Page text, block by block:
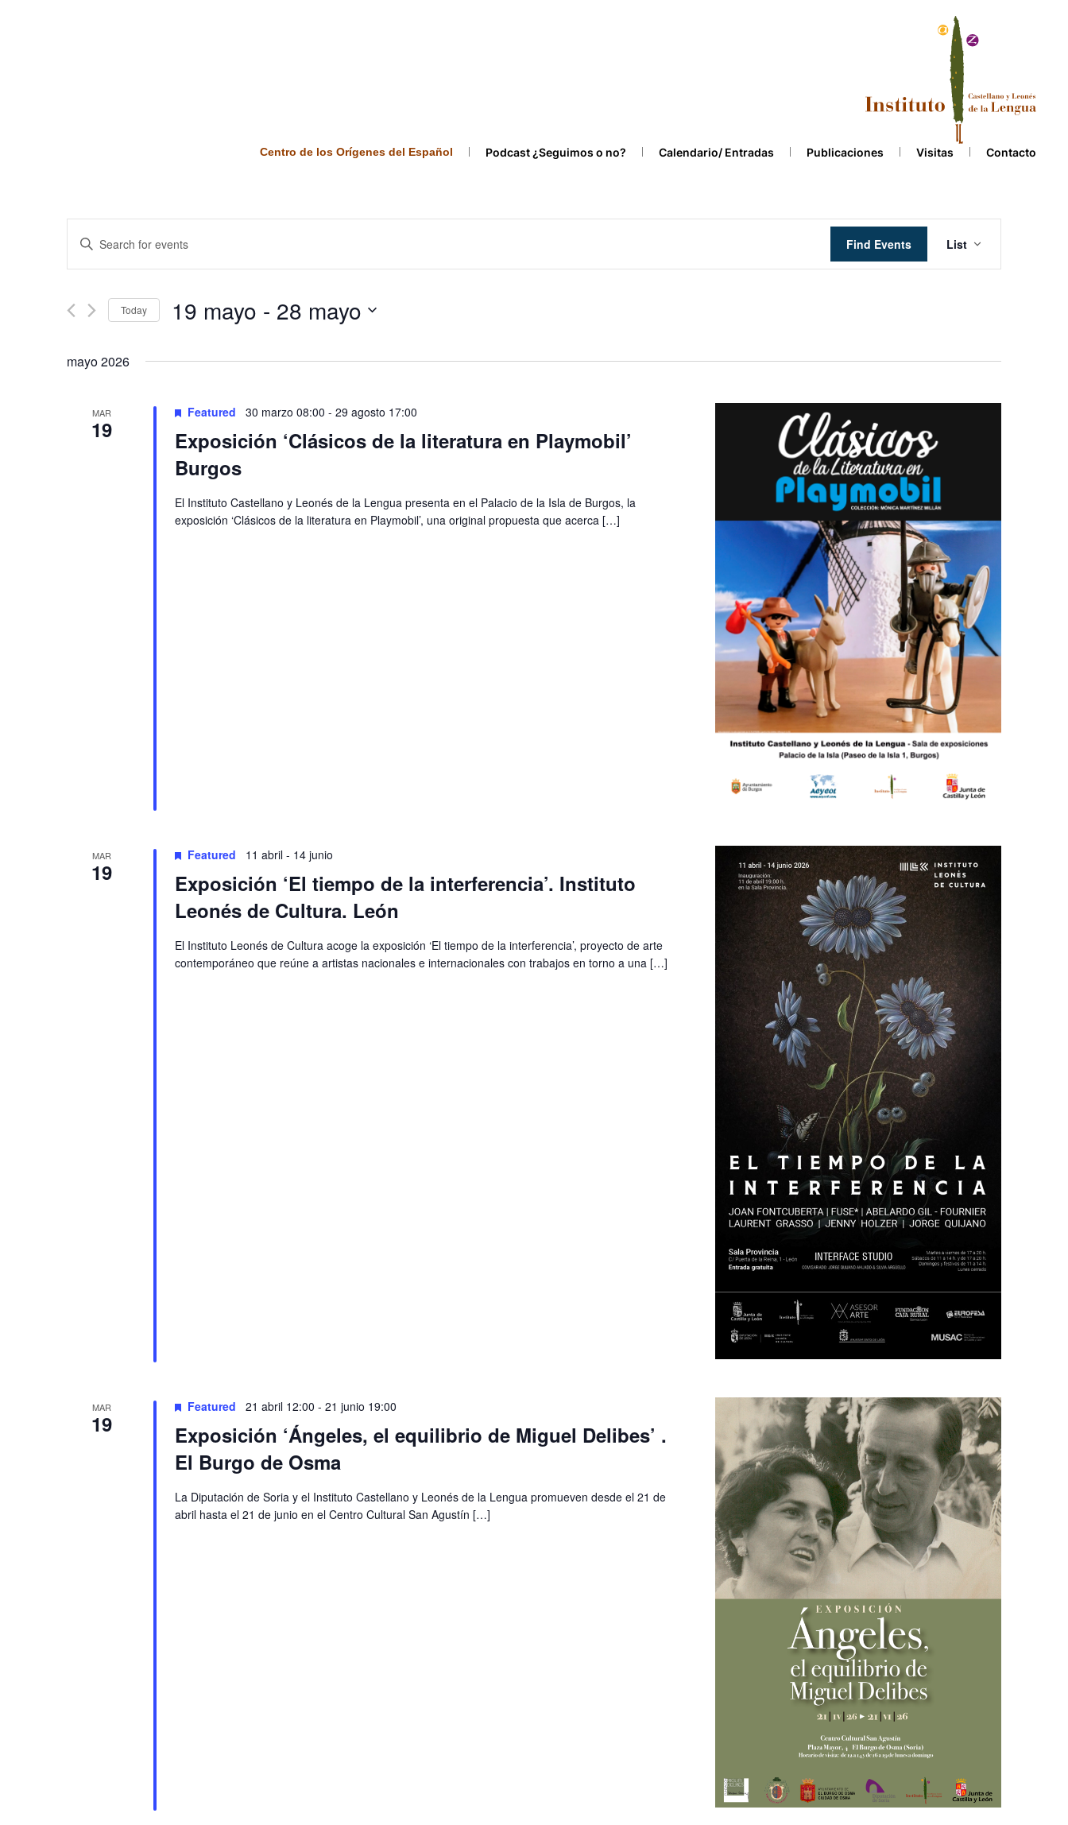
Centro de los Orígenes del Español Podcast ¿Seguimos o no? Calendario/ Entradas Publicaciones Visitas Contacto
Events
Search
and
Views
Navigation
Enter
Keyword.
Search
Events
Find Events
Views
Navigation
List
Today 19 mayo - 28 mayo
mayo 2026
MAR
19
Featured 30 marzo 08:00 - 29 agosto 17:00
Exposición ‘Clásicos de la literatura en Playmobil’
Burgos
El Instituto Castellano y Leonés de la Lengua presenta en el Palacio de la Isla de Burgos, la
exposición ‘Clásicos de la literatura en Playmobil’, una original propuesta que acerca […]
MAR
19
Featured 11 abril- 14 junio
Exposición ‘El tiempo de la interferencia’. Instituto
Leonés de Cultura. León
El Instituto Leonés de Cultura acoge la exposición ‘El tiempo de la interferencia’, proyecto de arte
contemporáneo que reúne a artistas nacionales e internacionales con trabajos en torno a una […]
MAR
19
Featured 21 abril 12:00 - 21 junio 19:00
Exposición ‘Ángeles, el equilibrio de Miguel Delibes’ .
El Burgo de Osma
La Diputación de Soria y el Instituto Castellano y Leonés de la Lengua promueven desde el 21 de
abril hasta el 21 de junio en el Centro Cultural San Agustín […]